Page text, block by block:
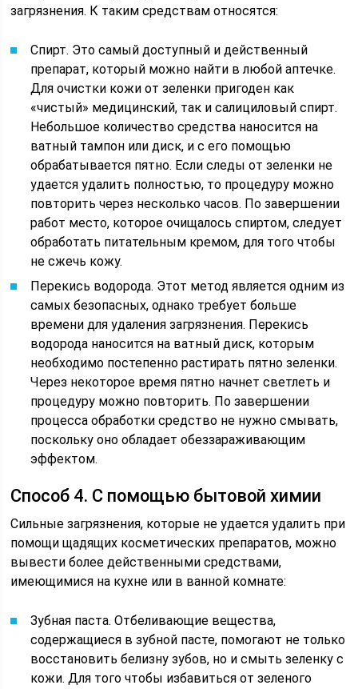
загрязнения. К таким средствам относятся:
Спирт. Это самый доступный и действенный
препарат, который можно найти в любой аптечке.
Для очистки кожи от зеленки пригоден как
«чистый» медицинский, так и салициловый спирт.
Небольшое количество средства наносится на
ватный тампон или диск, и с его помощью
обрабатывается пятно. Если следы от зеленки не
удается удалить полностью, то процедуру можно
повторить через несколько часов. По завершении
работ место, которое очищалось спиртом, следует
обработать питательным кремом, для того чтобы
не сжечь кожу.
Перекись водорода. Этот метод является одним из
самых безопасных, однако требует больше
времени для удаления загрязнения. Перекись
водорода наносится на ватный диск, которым
необходимо постепенно растирать пятно зеленки.
Через некоторое время пятно начнет светлеть и
процедуру можно повторить. По завершении
процесса обработки средство не нужно смывать,
поскольку оно обладает обеззараживающим
эффектом.
Способ 4. С помощью бытовой химии
Сильные загрязнения, которые не удается удалить при
помощи щадящих косметических препаратов, можно
вывести более действенными средствами,
имеющимися на кухне или в ванной комнате:
Зубная паста. Отбеливающие вещества,
содержащиеся в зубной пасте, помогают не только
восстановить белизну зубов, но и смыть зеленку с
кожи. Для того чтобы избавиться от зеленого